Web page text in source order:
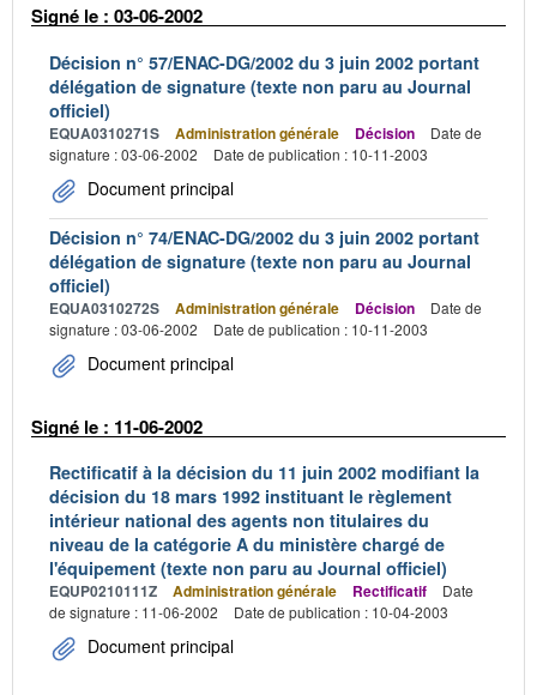
Signé le : 03-06-2002
Décision n° 57/ENAC-DG/2002 du 3 juin 2002 portant
délégation de signature (texte non paru au Journal
officiel)
EQUA0310271S Administration générale Décision
Date de
signature : 03-06-2002
Date de publication : 10-11-2003
Document principal
Décision n° 74/ENAC-DG/2002 du 3 juin 2002 portant
délégation de signature (texte non paru au Journal
officiel)
EQUA0310272S Administration générale Décision
Date de
signature : 03-06-2002
Date de publication : 10-11-2003
Document principal
Signé le : 11-06-2002
Rectificatif à la décision du 11 juin 2002 modifiant la
décision du 18 mars 1992 instituant le règlement
intérieur national des agents non titulaires du
niveau de la catégorie A du ministère chargé de
l'équipement (texte non paru au Journal officiel)
EQUP0210111Z Administration générale Rectificatif
Date
de signature : 11-06-2002
Date de publication : 10-04-2003
Document principal